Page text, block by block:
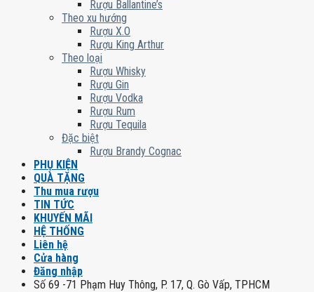
Rượu Ballantine’s
Theo xu hướng
Rượu X.O
Rượu King Arthur
Theo loại
Rượu Whisky
Rượu Gin
Rượu Vodka
Rượu Rum
Rượu Tequila
Đặc biệt
Rượu Brandy Cognac
PHỤ KIỆN
QUÀ TẶNG
Thu mua rượu
TIN TỨC
KHUYẾN MÃI
HỆ THỐNG
Liên hệ
Cửa hàng
Đăng nhập
Số 69 -71 Phạm Huy Thông, P. 17, Q. Gò Vấp, TPHCM